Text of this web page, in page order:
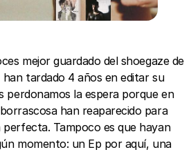
mejor guardado del shoegaze de
han tardado 4 años en editar su
perdonamos la espera porque en
han reaparecido para
Tampoco es que hayan
momento: un Ep por aquí, una